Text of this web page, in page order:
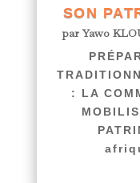
SON
parYawo
: LA